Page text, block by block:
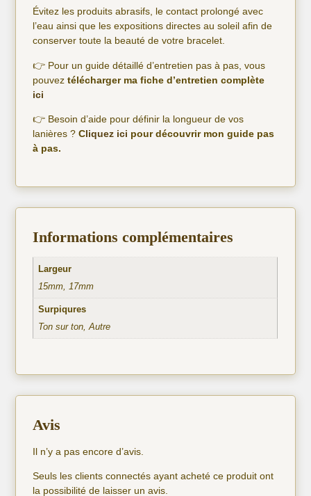
Évitez les produits abrasifs, le contact prolongé avec
l’eau ainsi que les expositions directes au soleil afin de
conserver toute la beauté de votre bracelet.
👉 Pour un guide détaillé d’entretien pas à pas, vous
pouveztélécharger ma fiche d’entretien complète
ici
👉 Besoin d’aide pour définir la longueur de vos
lanières ?Cliquez ici pour découvrir mon guide pas
à pas.
Informations complémentaires
Largeur
15mm, 17mm
Surpiqures
Ton sur ton, Autre
Avis
Il n’y a pas encore d’avis.
Seuls les clients connectés ayant acheté ce produit ont
la possibilité de laisser un avis.